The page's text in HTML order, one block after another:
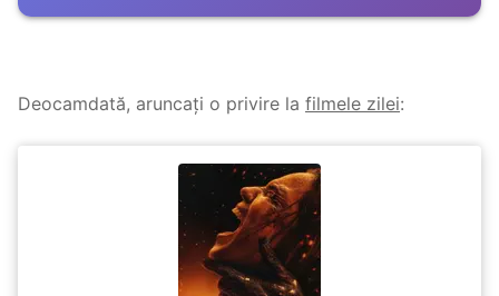
Deocamdată, aruncați o privire la filmele zilei: